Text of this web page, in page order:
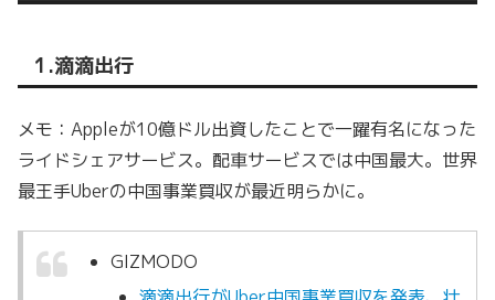
1.滴滴出行
メモ：Appleが10億ドル出資したことで一躍有名になった
ライドシェアサービス。配車サービスでは中国最大。世界
最王手Uberの中国事業買収が最近明らかに。
GIZMODO